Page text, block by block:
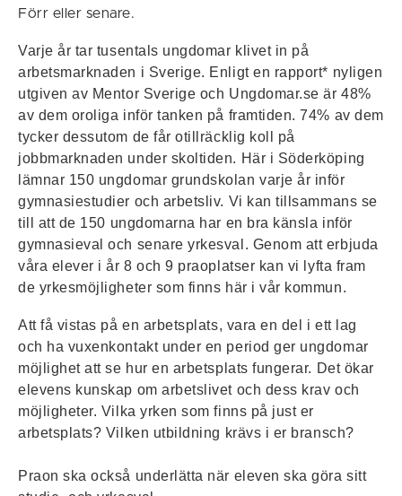
Förr eller senare.
Varje år tar tusentals ungdomar klivet in på
arbetsmarknaden i Sverige. Enligt en rapport* nyligen
utgiven av Mentor Sverige och Ungdomar.se är 48%
av dem oroliga inför tanken på framtiden. 74% av dem
tycker dessutom de får otillräcklig koll på
jobbmarknaden under skoltiden. Här i Söderköping
lämnar 150 ungdomar grundskolan varje år inför
gymnasiestudier och arbetsliv. Vi kan tillsammans se
till att de 150 ungdomarna har en bra känsla inför
gymnasieval och senare yrkesval. Genom att erbjuda
våra elever i år 8 och 9 praoplatser kan vi lyfta fram
de yrkesmöjligheter som finns här i vår kommun.
Att få vistas på en arbetsplats, vara en del i ett lag
och ha vuxenkontakt under en period ger ungdomar
möjlighet att se hur en arbetsplats fungerar. Det ökar
elevens kunskap om arbetslivet och dess krav och
möjligheter. Vilka yrken som finns på just er
arbetsplats? Vilken utbildning krävs i er bransch?
Praon ska också underlätta när eleven ska göra sitt